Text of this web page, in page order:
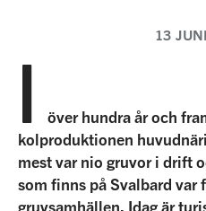
13
I
över hundra år och
kolproduktionen
mest var nio gruvor i drift
som finns på Svalbard var
gruvsamhällen. Idag är